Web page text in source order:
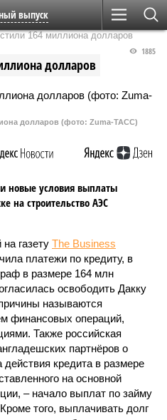
выпуск
164 миллиона долларов
долларов
1885
долларов (фото: Zuma-ТАСС)
новые условия выплаты
на строительство АЭС
газету The Business
платежи по кредиту, в
в размере 164 млн
освободить Дакку
называются
финансовых операций,
Также российская
партнёров о
действия кредита в размере
на основной
– начало выплат по займу
того, выплачивать долг